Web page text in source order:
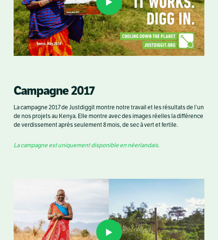
Campagne 2017
La campagne 2017 de Justdiggit montre notre travail et les résultats de l’un
de nos projets au Kenya. Elle montre avec des images réelles la différence
de verdissement après seulement 8 mois, de sec à vert et fertile.
La campagne est uniquement disponible en néerlandais.